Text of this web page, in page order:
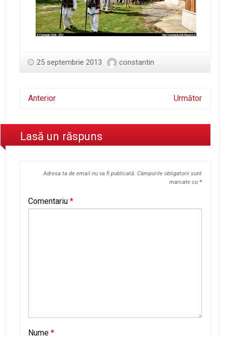
25 septembrie 2013 constantin
Anterior Următor
Lasă un răspuns
Adresa ta de email nu va fi publicată. Câmpurile obligatorii sunt
marcate cu *
Comentariu *
Nume *